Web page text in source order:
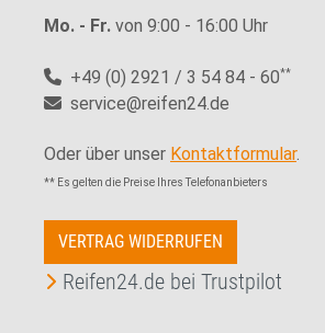
Mo. - Fr. von 9:00 - 16:00 Uhr
+49 (0) 2921 / 3 54 84 - 60**
service@reifen24.de
Oder über unser Kontaktformular.
** Es gelten die Preise Ihres Telefonanbieters
VERTRAG WIDERRUFEN
Reifen24.de bei Trustpilot